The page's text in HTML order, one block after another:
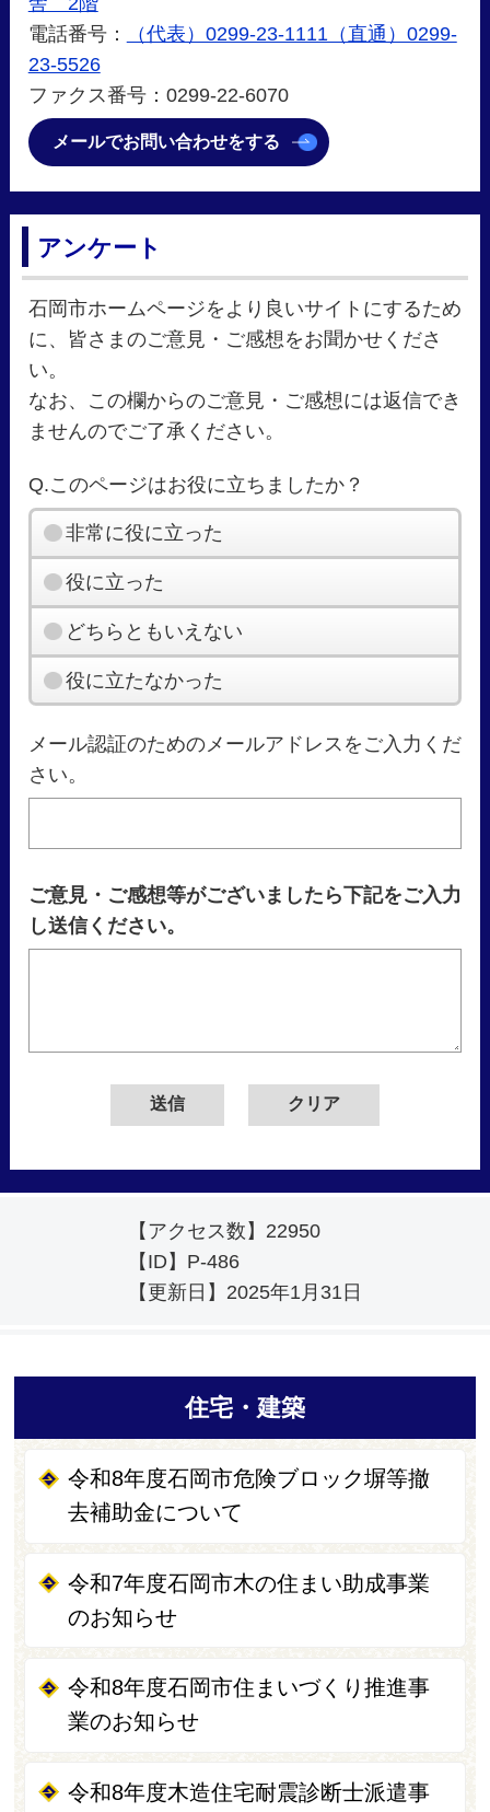
電話番号：
（代表）0299-23-1111（直通）0299-
23-5526
ファクス番号：0299-22-6070
メールでお問い合わせをする
アンケート
石岡市ホームページをより良いサイトにするため
に、皆さまのご意見・ご感想をお聞かせくださ
い。
なお、この欄からのご意見・ご感想には返信でき
ませんのでご了承ください。
Q.このページはお役に立ちましたか？
非常に役に立った
役に立った
どちらともいえない
役に立たなかった
メール認証のためのメールアドレスをご入力くだ
さい。
ご意見・ご感想等がございましたら下記をご入力
し送信ください。
【アクセス数】 22950
【ID】 P-486
【更新日】 2025年1月31日
住宅・建築
令和8年度石岡市危険ブロック塀等撤
去補助金について
令和7年度石岡市木の住まい助成事業
のお知らせ
令和8年度石岡市住まいづくり推進事
業のお知らせ
令和8年度木造住宅耐震診断士派遣事